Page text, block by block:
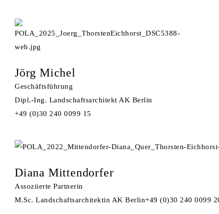
Jörg Michel
Geschäftsführung
Dipl.-Ing. Landschaftsarchitekt AK Berlin
+49 (0)30 240 0099 15
Diana Mittendorfer
Assoziierte Partnerin
M.Sc. Landschaftsarchitektin AK Berlin+49 (0)30 240 0099